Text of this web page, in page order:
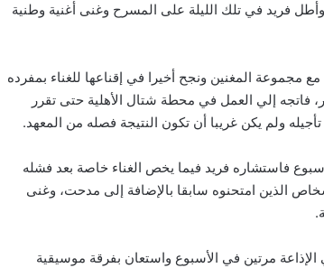
وأطل فريد في تلك الليلة على المسرح وغنى أغنية وطنية
مجموعة المغنين ونجح أخيرا في إقناعها للغناء بمفرده
فاتجه إلي العمل في محطة شتال الأهلية حتى تقرر
ولم يكن غريبا أن تكون النتيجة فصله من المعهد.
فاستشاره فريد فيما يخص الغناء خاصة بعد فشله
الذين امتحنوه سابقا بالإضافة إلى مدحت، وغنى
مرتين في الأسبوع واستعان بفرقة موسيقية